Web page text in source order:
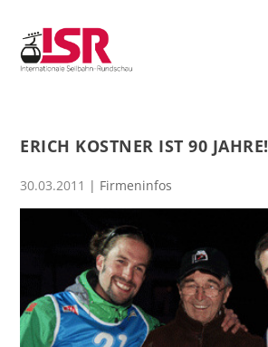
ERICH KOSTNER IST 90 JAHRE!
30.03.2011 | Firmeninfos